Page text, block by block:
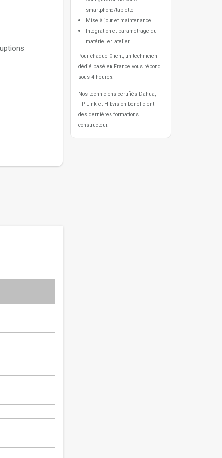
smartphone/tablette
Mise à jour et maintenance
Intégration et paramétrage du
matériel en atelier
Pour chaque Client, un technicien
dédié basé en France vous répond
sous 4 heures.
Nos techniciens certifiés Dahua,
TP-Link et Hikvision bénéficient
des dernières formations
constructeur.